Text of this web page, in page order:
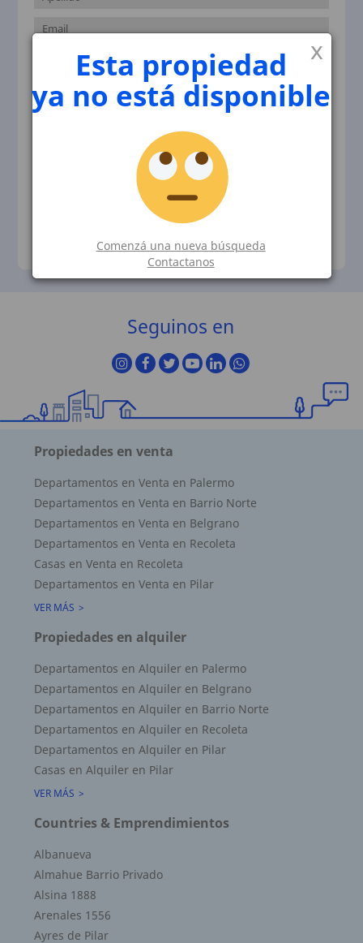
x
Esta propiedad
ya no está disponible
Comenzá una nueva búsqueda
Contactanos
Seguinos en
Propiedades en venta
Departamentos en Venta en Palermo
Departamentos en Venta en Barrio Norte
Departamentos en Venta en Belgrano
Departamentos en Venta en Recoleta
Casas en Venta en Recoleta
Departamentos en Venta en Pilar
VER MÁS
Propiedades en alquiler
Departamentos en Alquiler en Palermo
Departamentos en Alquiler en Belgrano
Departamentos en Alquiler en Barrio Norte
Departamentos en Alquiler en Recoleta
Departamentos en Alquiler en Pilar
Casas en Alquiler en Pilar
VER MÁS
Countries & Emprendimientos
Albanueva
Almahue Barrio Privado
Alsina 1888
Arenales 1556
Ayres de Pilar